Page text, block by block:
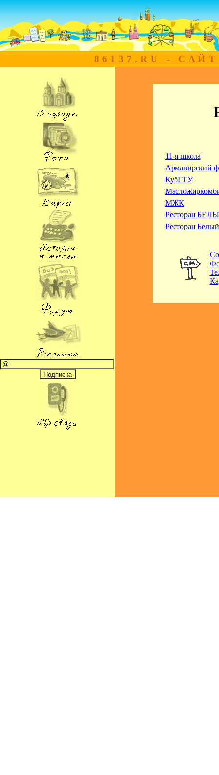
86137.RU -
11-я школа
Армавирский
КубГТУ
МЖК
Ресторан
Ресторан